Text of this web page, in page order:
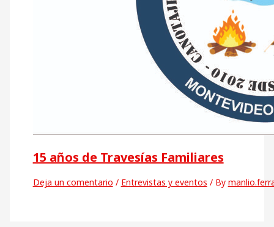
15 años de Travesías Familiares
Deja un comentario / Entrevistas y eventos / By